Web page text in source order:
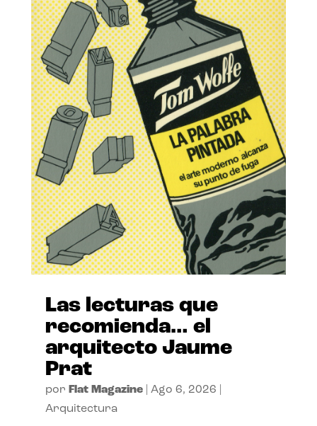
Las lecturas que
recomienda… el
arquitecto Jaume
Prat
por Flat Magazine| Ago 6, 2026
Arquitectura